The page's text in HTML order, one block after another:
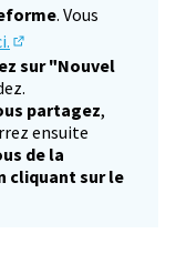
. Vous
(S'ouvre dans un
sur "Nouvel
partagez,
ensuite
de la
cliquant sur le